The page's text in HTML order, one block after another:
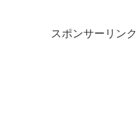
スポンサーリンク